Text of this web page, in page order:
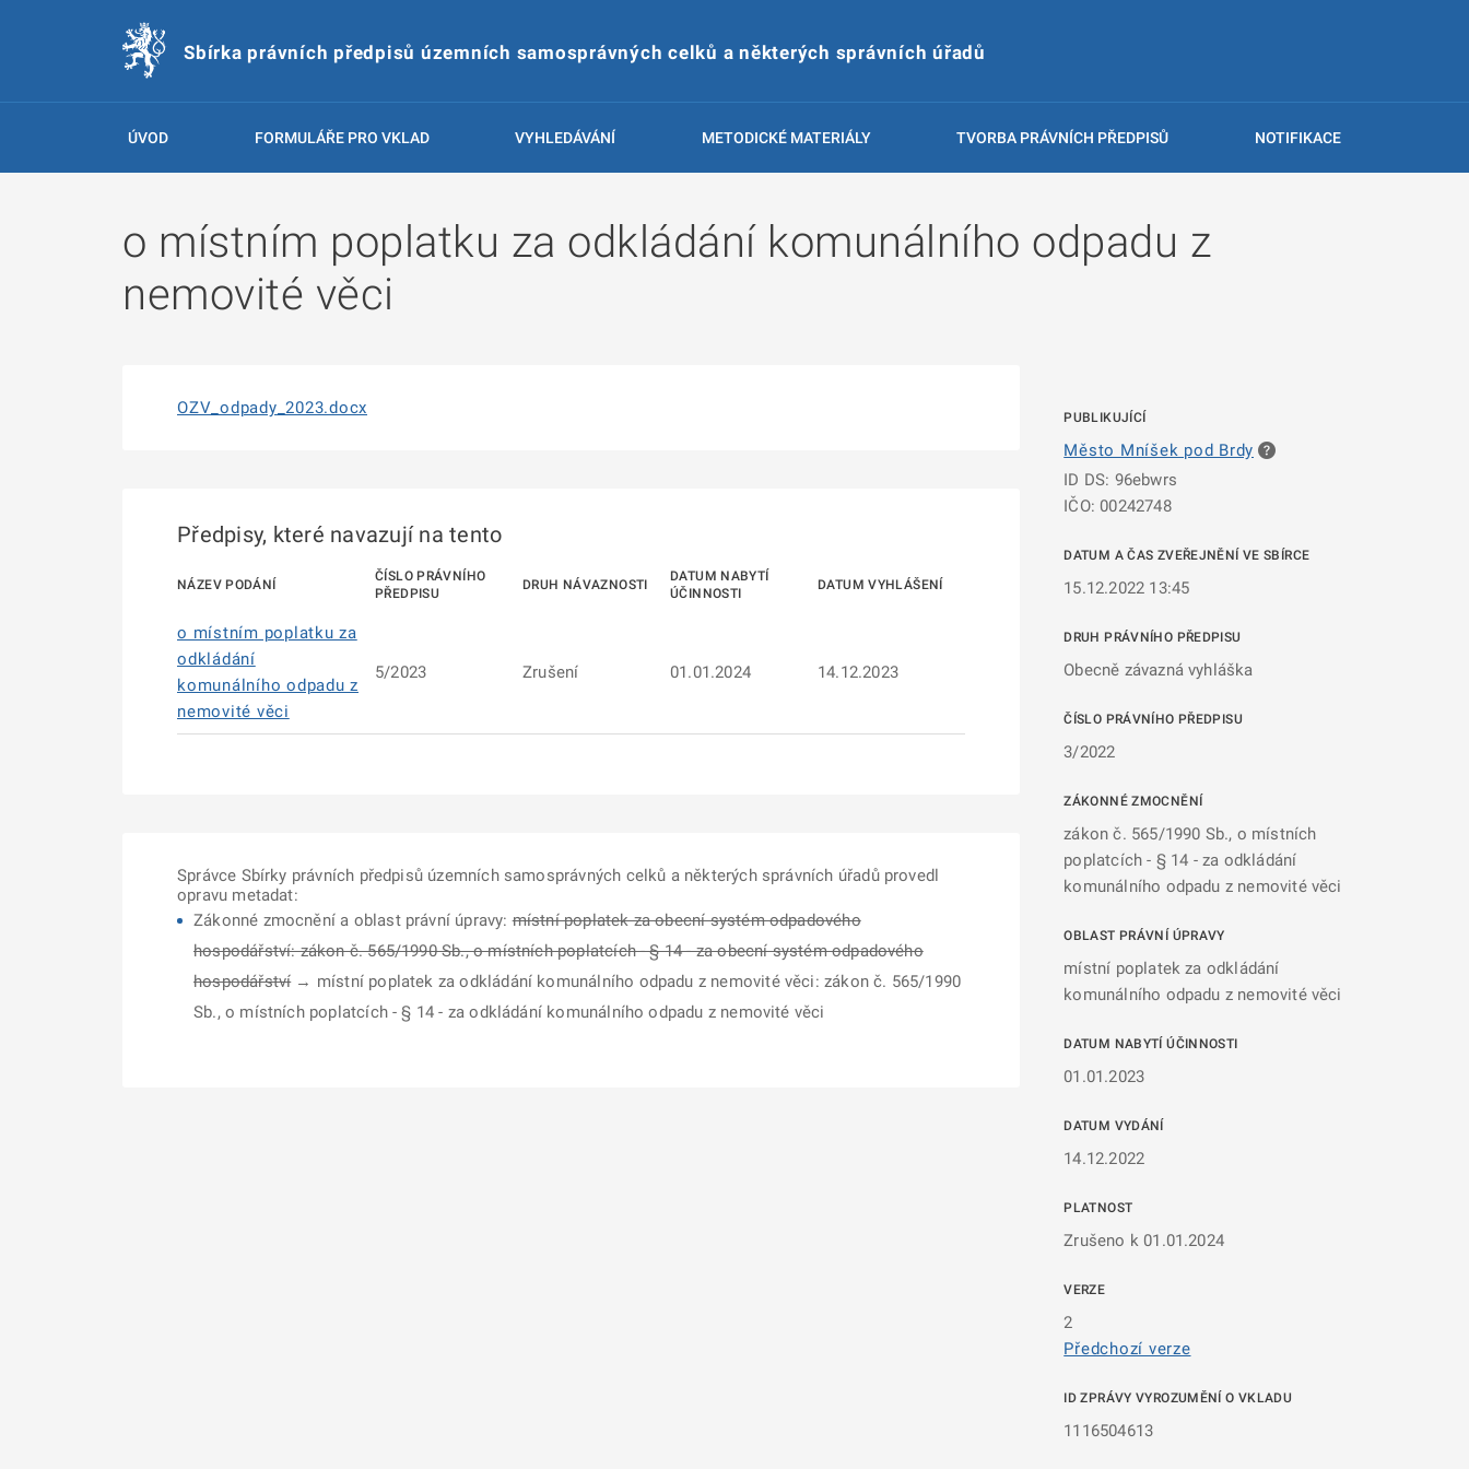
Sbírka právních předpisů územních samosprávných celků a některých správních úřadů
ÚVOD FORMULÁŘE PRO VKLAD VYHLEDÁVÁNÍ METODICKÉ MATERIÁLY TVORBA PRÁVNÍCH PŘEDPISŮ NOTIFIKACE
o místním poplatku za odkládání komunálního odpadu z
nemovité věci
PUBLIKUJÍCÍ
Město Mníšek pod Brdy
ID DS: 96ebwrs
IČO: 00242748
DATUM A ČAS ZVEŘEJNĚNÍ VE SBÍRCE
15.12.2022 13:45
DRUH PRÁVNÍHO PŘEDPISU
Obecně závazná vyhláška
ČÍSLO PRÁVNÍHO PŘEDPISU
3/2022
ZÁKONNÉ ZMOCNĚNÍ
zákon č. 565/1990 Sb., o místních
poplatcích - § 14 - za odkládání
komunálního odpadu z nemovité věci
OBLAST PRÁVNÍ ÚPRAVY
místní poplatek za odkládání
komunálního odpadu z nemovité věci
DATUM NABYTÍ ÚČINNOSTI
01.01.2023
DATUM VYDÁNÍ
14.12.2022
PLATNOST
Zrušeno k 01.01.2024
VERZE
2
Předchozí verze
ID ZPRÁVY VYROZUMĚNÍ O VKLADU
1116504613
OZV_odpady_2023.docx
Předpisy, které navazují na tento
NÁZEV PODÁNÍ
ČÍSLO PRÁVNÍHO
PŘEDPISU
DRUH NÁVAZNOSTI
DATUM NABYTÍ
ÚČINNOSTI
DATUM VYHLÁŠENÍ
o místním poplatku za
odkládání
komunálního odpadu z
nemovité věci
5/2023 Zrušení 01.01.2024 14.12.2023
Správce Sbírky právních předpisů územních samosprávných celků a některých správních úřadů provedl
opravu metadat:
Zákonné zmocnění a oblast právní úpravy:místní poplatek za obecní systém odpadového
hospodářství: zákon č. 565/1990 Sb., o místních poplatcích - § 14 - za obecní systém odpadového
hospodářství→ místní poplatek za odkládání komunálního odpadu z nemovité věci: zákon č. 565/1990
Sb., o místních poplatcích - § 14 - za odkládání komunálního odpadu z nemovité věci